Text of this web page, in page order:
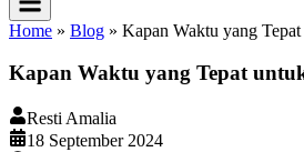
Home » Blog » Kapan Waktu yang
Kapan Waktu yang Tepat
Resti Amalia
18 September 2024